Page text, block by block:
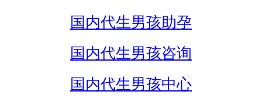
国内代生男孩助孕
国内代生男孩咨询
国内代生男孩中心